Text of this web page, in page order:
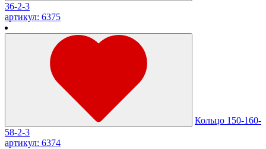
36-2-3
артикул: 6375
Кольцо 150-160-
58-2-3
артикул: 6374